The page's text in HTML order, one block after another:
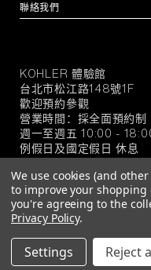
聯絡我們
KOHLER
官
方
旗
艦
店
KOHLER 體驗館
台北市松江路148號1F
歡迎預約參觀
營業時間：採全面預約制
週一至週五 10:00 -
例假日及國定假日 休息
© 2026 KOHLER 官方旗艦
We use cookies (and
to improve your shopping
you're agreeing to the
Privacy Policy.
Settings Reject